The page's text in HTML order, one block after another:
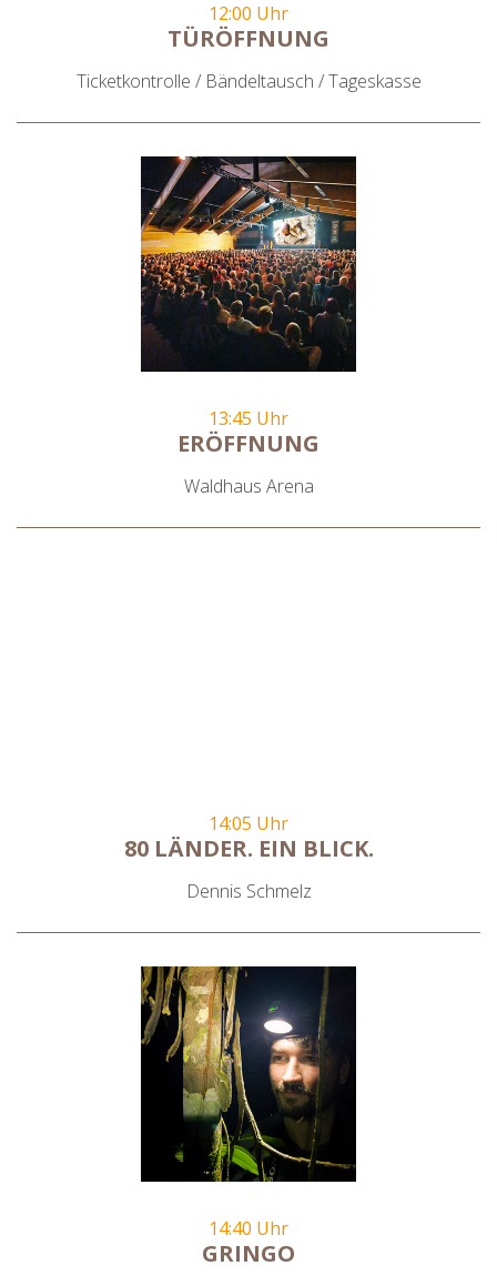
12:00 Uhr
TÜRÖFFNUNG
Ticketkontrolle / Bändeltausch / Tageskasse
13:45 Uhr
ERÖFFNUNG
Waldhaus Arena
14:05 Uhr
80 LÄNDER. EIN BLICK.
Dennis Schmelz
14:40 Uhr
GRINGO